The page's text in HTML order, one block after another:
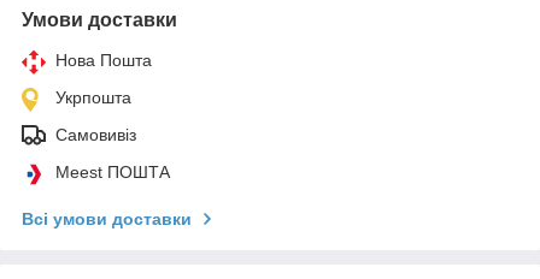
Умови доставки
Нова Пошта
Укрпошта
Самовивіз
Meest ПОШТА
Всі умови доставки